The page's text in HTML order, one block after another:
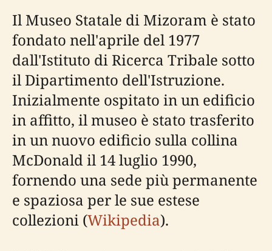
Il Museo Statale di Mizoram è stato
fondato nell'aprile del 1977
dall'Istituto di Ricerca Tribale sotto
il Dipartimento dell'Istruzione.
Inizialmente ospitato in un edificio
in affitto, il museo è stato trasferito
in un nuovo edificio sulla collina
McDonald il 14 luglio 1990,
fornendo una sede più permanente
e spaziosa per le sue estese
collezioni (Wikipedia).